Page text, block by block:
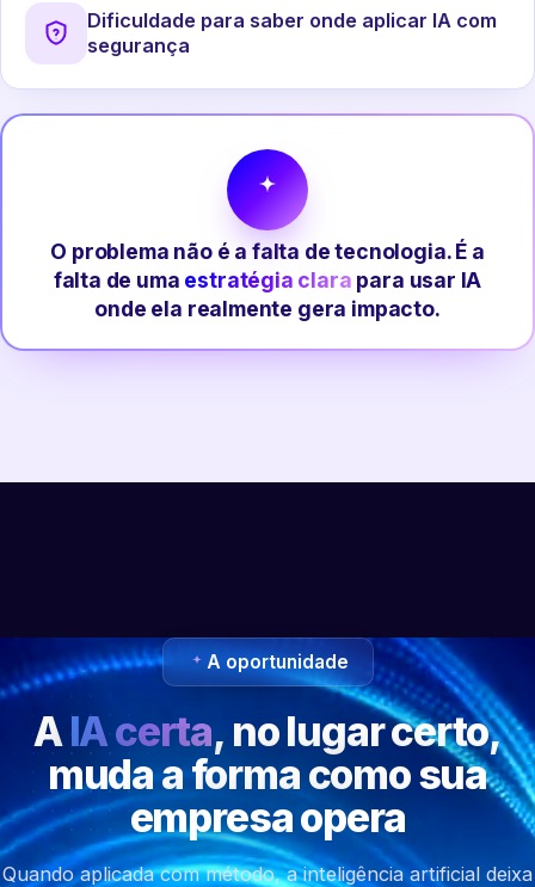
Dificuldade para saber onde aplicar IA com
segurança
O problema não é a falta de tecnologia. É a
falta de uma estratégia clara para usar IA
onde ela realmente gera impacto.
A oportunidade
AIA certa, no lugar certo,
muda a forma como sua
empresa opera
Quando aplicada com método, a inteligência artificial deixa